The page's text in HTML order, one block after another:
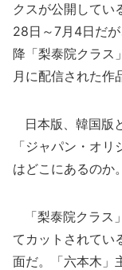
クスが公開してい
28日～7月4日だ
降「梨泰院クラス
月に配信された作
日本版、韓国版
「ジャパン・オ
はどこにあるのか
「梨泰院クラス
てカットされてい
面だ。「六本木」